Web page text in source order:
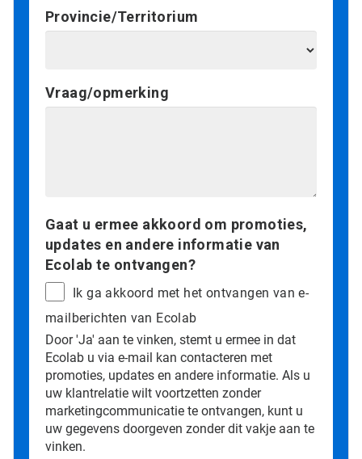
Provincie/Territorium
Vraag/opmerking
Gaat u ermee akkoord om promoties,
updates en andere informatie van
Ecolab te ontvangen?
Ik ga akkoord met het ontvangen van e-
mailberichten van Ecolab
Door 'Ja' aan te vinken, stemt u ermee in dat
Ecolab u via e-mail kan contacteren met
promoties, updates en andere informatie. Als u
uw klantrelatie wilt voortzetten zonder
marketingcommunicatie te ontvangen, kunt u
uw gegevens doorgeven zonder dit vakje aan te
vinken.